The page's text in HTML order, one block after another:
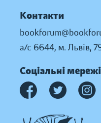
Контакти
а/с 6644, м. Львів,
Соціальні мережі